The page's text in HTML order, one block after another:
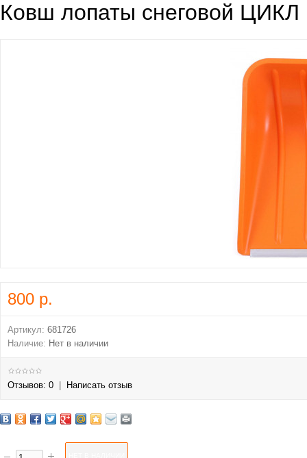
Ковш лопаты снеговой
800 р.
Артикул: 681726
Наличие: Нет в наличии
Отзывов: 0 Написать отзыв